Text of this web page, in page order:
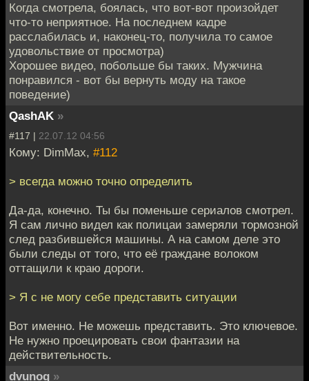
Когда смотрела, боялась, что вот-вот произойдет
что-то неприятное. На последнем кадре
расслабилась и, наконец-то, получила то самое
удовольствие от просмотра)
Хорошее видео, побольше бы таких. Мужчина
понравился - вот бы вернуть моду на такое
поведение)
QashAK »
#117 | 22.07.12 04:56
Кому: DimMax, #112
> всегда можно точно определить
Да-да, конечно. Ты бы поменьше сериалов смотрел.
Я сам лично видел как полицаи замеряли тормозной
след разбившейся машины. А на самом деле это
были следы от того, что её граждане волоком
оттащили к краю дороги.
> Я с не могу себе представить ситуации
Вот именно. Не можешь представить. Это ключевое.
Не нужно проецировать свои фантазии на
действительность.
dvunog »